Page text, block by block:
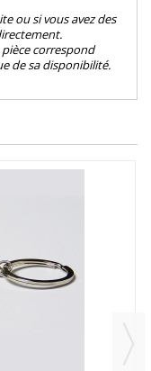
ou si vous avez des
correspond
de sa disponibilité.